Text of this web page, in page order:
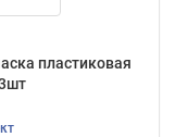
пластиковая